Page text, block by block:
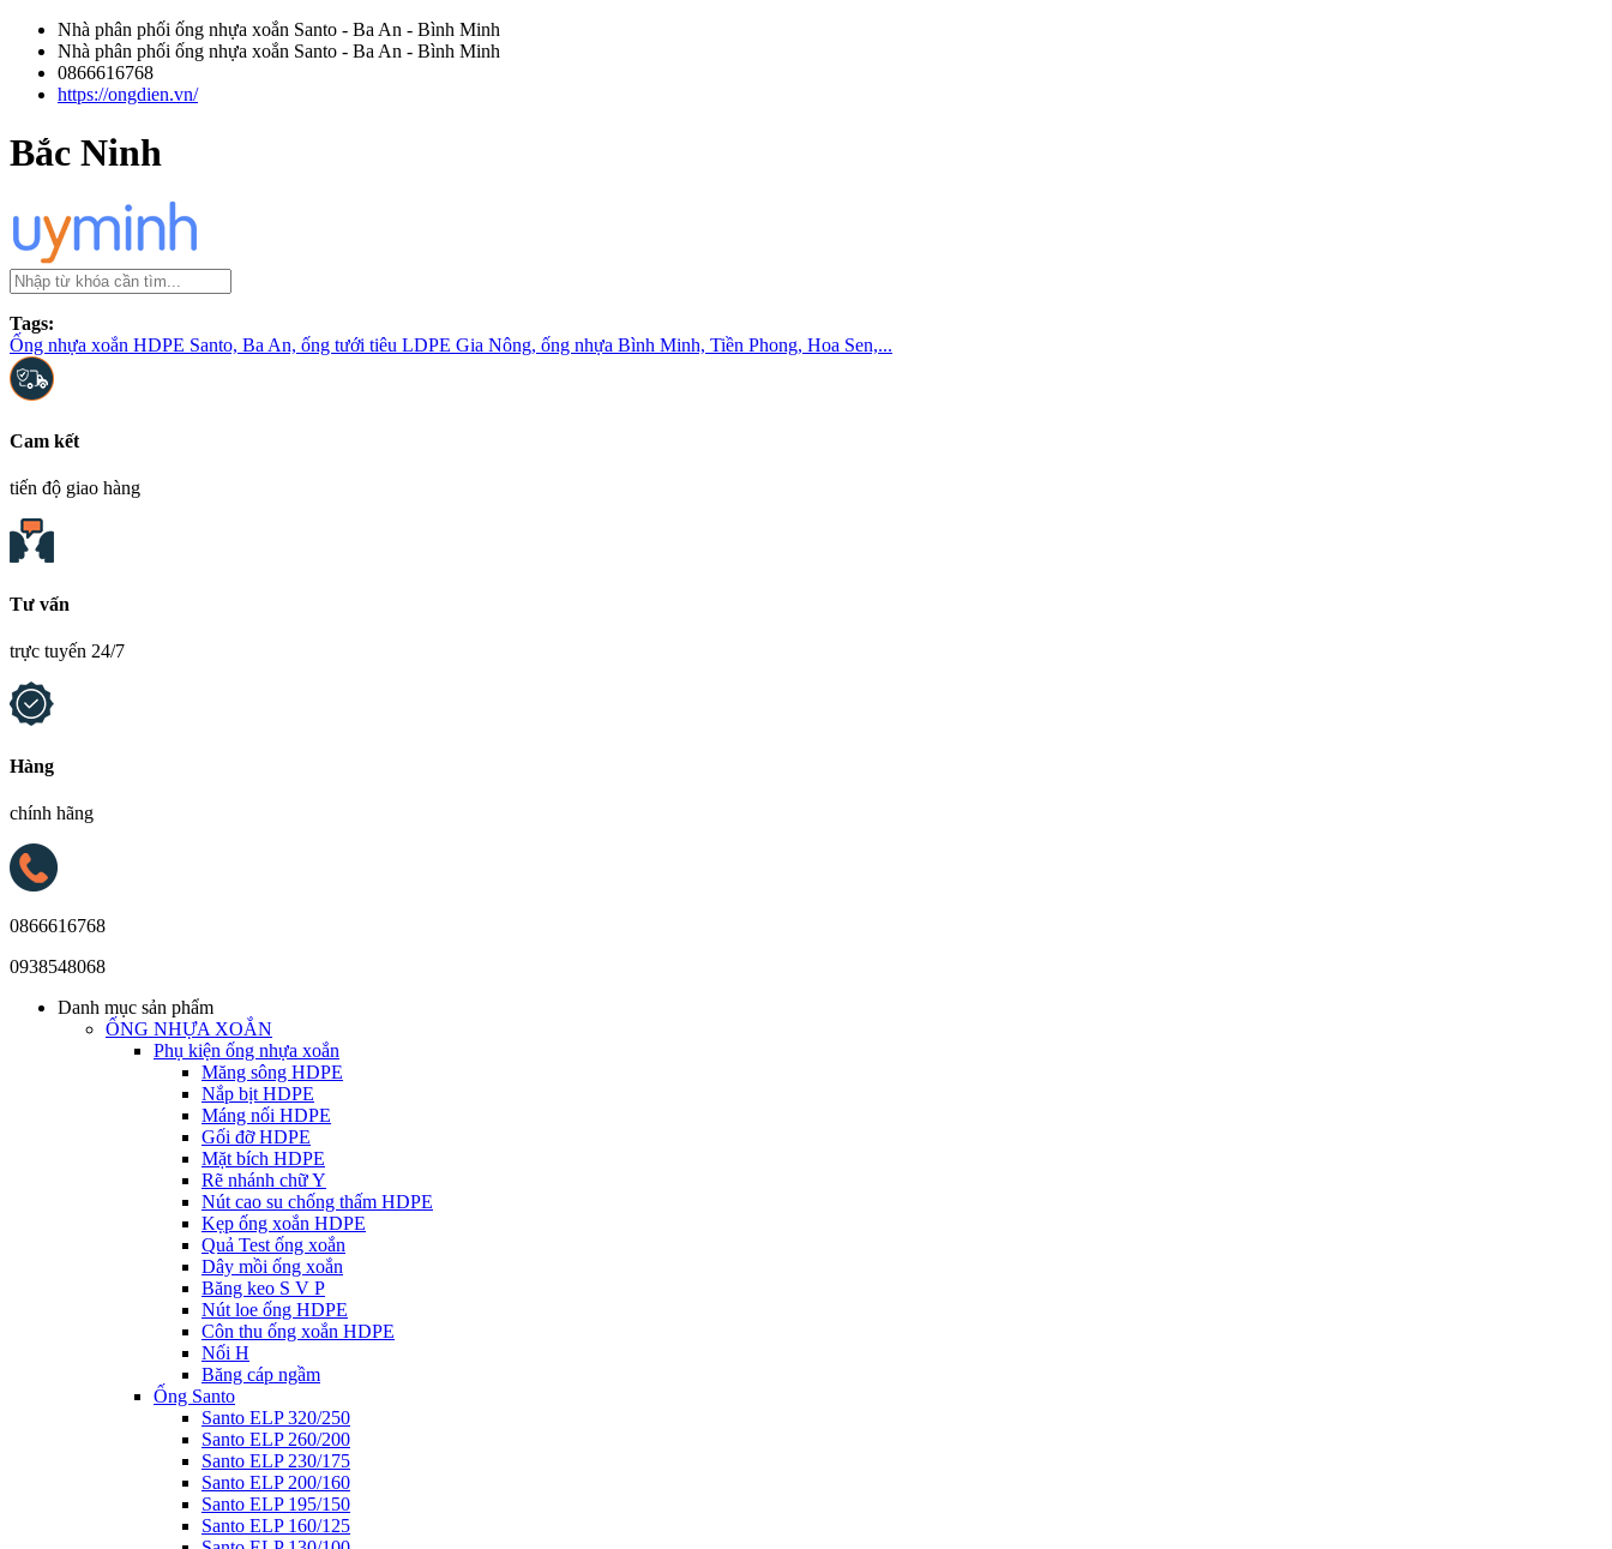
Nhà phân phối ống nhựa xoắn Santo - Ba An - Bình Minh
Nhà phân phối ống nhựa xoắn Santo - Ba An - Bình Minh
0866616768
https://ongdien.vn/
Bắc Ninh
Tags:
Ống nhựa xoắn HDPE Santo, Ba An, ống tưới tiêu LDPE Gia Nông, ống nhựa Bình Minh, Tiền Phong, Hoa Sen,...
Cam kết
tiến độ giao hàng
Tư vấn
trực tuyến 24/7
Hàng
chính hãng
0866616768
0938548068
Danh mục sản phẩm
ỐNG NHỰA XOẮN
Phụ kiện ống nhựa xoắn
Măng sông HDPE
Nắp bịt HDPE
Máng nối HDPE
Gối đỡ HDPE
Mặt bích HDPE
Rẽ nhánh chữ Y
Nút cao su chống thấm HDPE
Kẹp ống xoắn HDPE
Quả Test ống xoắn
Dây mồi ống xoắn
Băng keo S V P
Nút loe ống HDPE
Côn thu ống xoắn HDPE
Nối H
Băng cáp ngầm
Ống Santo
Santo ELP 320/250
Santo ELP 260/200
Santo ELP 230/175
Santo ELP 200/160
Santo ELP 195/150
Santo ELP 160/125